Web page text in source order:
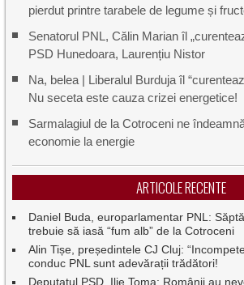
pierdut printre tarabele de legume și
Senatorul PNL, Călin Marian îl
PSD Hunedoara, Laurențiu Nistor
Na, belea | Liberalul Burduja îl
Nu seceta este cauza crizei energetice!
Sarmalagiul de la Cotroceni ne
economie la energie
ARTICOLE RECENTE
Daniel Buda, europarlamentar PNL:
trebuie să iasă “fum alb” de la Cotroceni
Alin Tișe, președintele CJ Cluj:
conduc PNL sunt adevărații trădători!
Deputatul PSD, Ilie Toma: Românii au